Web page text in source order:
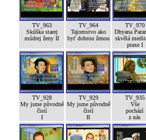
TV_963
Skúška starej
múdrej ženy II
TV_964
Tajomstvo ako
byť dobrou ženou
TV_970
Dhyana
skvělá
praxe I
TV_928
My jsme původně
čistí
I
TV_929
My jsme původně
čistí
II
TV_935
Vše
pochází
z nás